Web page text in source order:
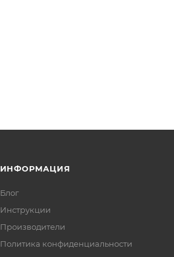
ИНФОРМАЦИЯ
Блог
Инструкции
Производители
Политика конфиденциальности